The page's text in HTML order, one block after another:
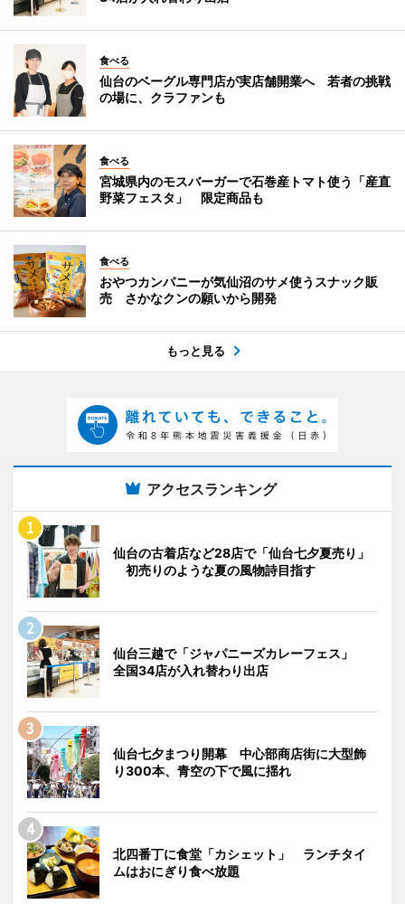
食べる
仙台のベーグル専門店が実店舗開業へ 若者の挑戦
の場に、クラファンも
食べる
宮城県内のモスバーガーで石巻産トマト使う「産直
野菜フェスタ」 限定商品も
食べる
おやつカンパニーが気仙沼のサメ使うスナック販
売 さかなクンの願いから開発
もっと見る
アクセスランキング
仙台の古着店など28店で「仙台七夕夏売り」
初売りのような夏の風物詩目指す
仙台三越で「ジャパニーズカレーフェス」
全国34店が入れ替わり出店
仙台七夕まつり開幕 中心部商店街に大型飾
り300本、青空の下で風に揺れ
北四番丁に食堂「カシェット」 ランチタイ
ムはおにぎり食べ放題